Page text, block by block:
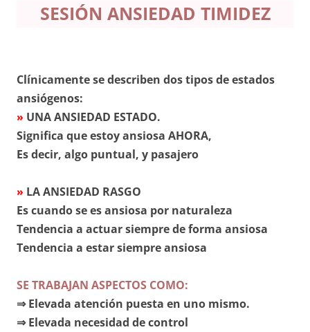
SESIÓN ANSIEDAD TIMIDEZ
Clínicamente se describen dos tipos de estados
ansiógenos:
» UNA ANSIEDAD ESTADO.
Significa que estoy ansiosa AHORA,
Es decir, algo puntual, y pasajero
» LA ANSIEDAD RASGO
Es cuando se es ansiosa por naturaleza
Tendencia a actuar siempre de forma ansiosa
Tendencia a estar siempre ansiosa
SE TRABAJAN ASPECTOS COMO:
⇒ Elevada atención puesta en uno mismo.
⇒ Elevada necesidad de control